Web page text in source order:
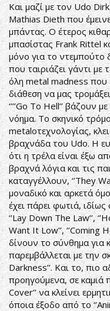
Και μαζί με τον Udo
Mathias Dieth που
μπάντας. Ο έτερος
μπασίστας Frank Rittel
μόνο για το ντεμπούτο
που ταιριάζει γάντι με
όλη metal madness που
διάθεση να μας
‘’’’Go To Hell’’ βάζουν
νόημα. Το σκηνικό
metalοτεχνολογίας,
βραχνάδα του Udo. Η
ότι η τρέλα είναι έξω
βραχνά λόγια και τις
καταγγέλλουν, ‘’They
μοναδικό και αρκετά
έχει πάρει φωτιά, ιδίως
‘’Lay Down The Law’’,
Want It Low’’, ‘’Coming
δίνουν το σύνθημα για
παρεμβάλλεται με την
Darkness’’. Και το, πιο
προηγούμενα, σε καμιά
Cover’’ να κλείνει
όποια έξοδο από το